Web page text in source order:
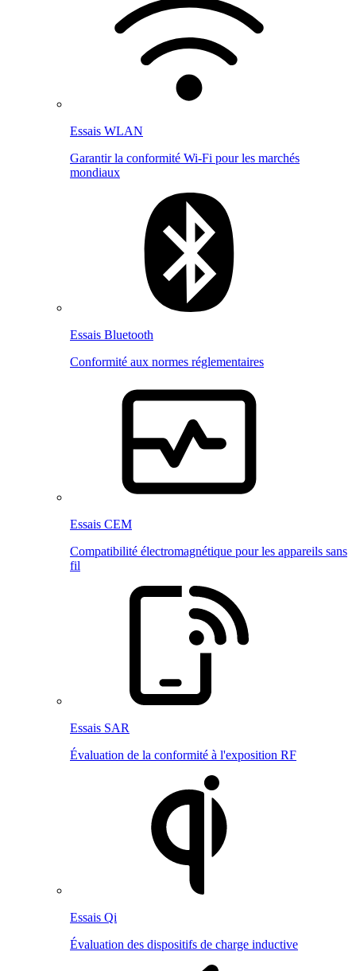
Essais WLAN
Garantir la conformité Wi-Fi pour les marchés
mondiaux
Essais Bluetooth
Conformité aux normes réglementaires
Essais CEM
Compatibilité électromagnétique pour les appareils sans
fil
Essais SAR
Évaluation de la conformité à l'exposition RF
Essais Qi
Évaluation des dispositifs de charge inductive